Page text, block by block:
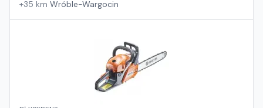
+35 km Wróble-Wargocin